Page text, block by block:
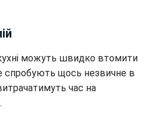
можуть швидко втомити
спробують щось незвичне в
час на